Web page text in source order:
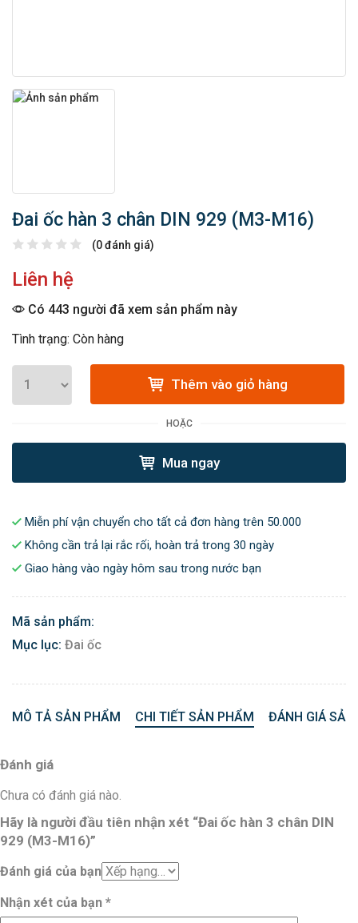
Đai ốc hàn 3 chân DIN 929 (M3-M16)
(0 đánh giá)
Liên hệ
Có 443 người đã xem sản phẩm này
Tình trạng: Còn hàng
Thêm vào giỏ hàng
HOẶC
Mua ngay
Miễn phí vận chuyển cho tất cả đơn hàng trên 50.000
Không cần trả lại rắc rối, hoàn trả trong 30 ngày
Giao hàng vào ngày hôm sau trong nước bạn
Mã sản phẩm:
Mục lục: Đai ốc
MÔ TẢ SẢN PHẨM CHI TIẾT SẢN PHẨM ĐÁNH GIÁ
Đánh giá
Chưa có đánh giá nào.
Hãy là người đầu tiên nhận xét “Đai ốc hàn 3 chân DIN
929 (M3-M16)”
Đánh giá của bạn
Nhận xét của bạn *